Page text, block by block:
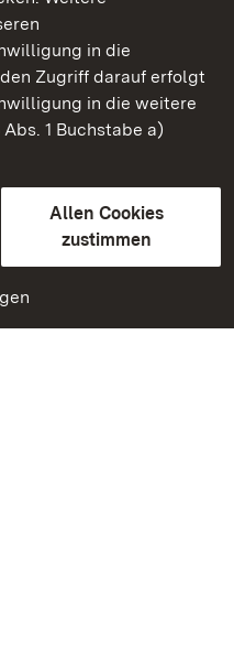
in die
Zugriff darauf erfolgt
in die weitere
1 Buchstabe a)
Allen Cookies
zustimmen
Baden-Württemberg